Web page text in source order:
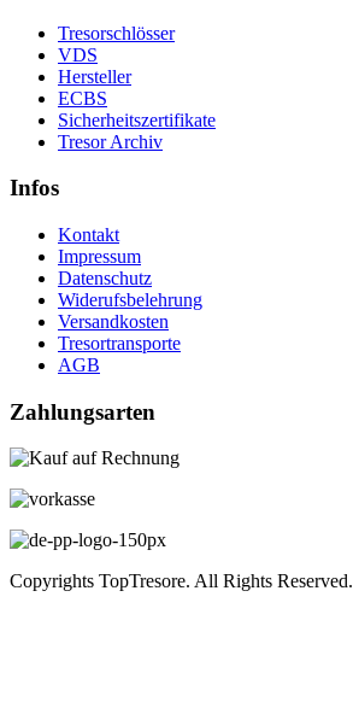
Tresorschlösser
VDS
Hersteller
ECBS
Sicherheitszertifikate
Tresor Archiv
Infos
Kontakt
Impressum
Datenschutz
Widerufsbelehrung
Versandkosten
Tresortransporte
AGB
Zahlungsarten
Copyrights TopTresore. All Rights Reserved.